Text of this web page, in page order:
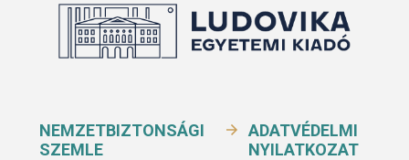
NEMZETBIZTONSÁGI
SZEMLE
ADATVÉDELMI
NYILATKOZAT